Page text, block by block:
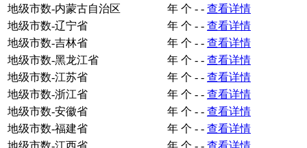
地级市数-内蒙古自治区
年 个 - - 查看详情
地级市数-辽宁省
年 个 - - 查看详情
地级市数-吉林省
年 个 - - 查看详情
地级市数-黑龙江省
年 个 - - 查看详情
地级市数-江苏省
年 个 - - 查看详情
地级市数-浙江省
年 个 - - 查看详情
地级市数-安徽省
年 个 - - 查看详情
地级市数-福建省
年 个 - - 查看详情
地级市数-江西省
年 个 - - 查看详情